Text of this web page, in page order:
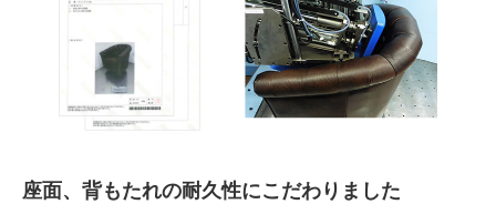
座面、背もたれの耐久性にこだわりました